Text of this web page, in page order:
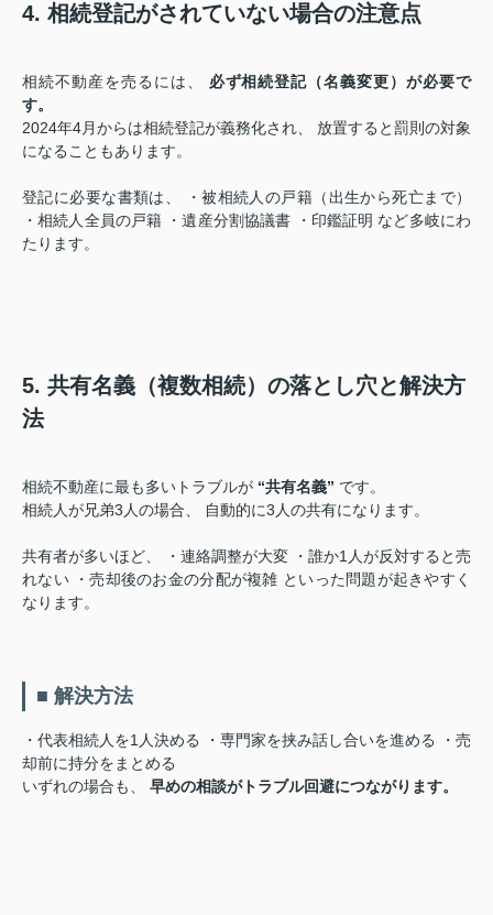
4. 相続登記がされていない場合の注意点
相続不動産を売るには、 必ず相続登記（名義変更）が必要で
す。
2024年4月からは相続登記が義務化され、 放置すると罰則の対象
になることもあります。
登記に必要な書類は、 ・被相続人の戸籍（出生から死亡まで）
・相続人全員の戸籍 ・遺産分割協議書 ・印鑑証明 など多岐にわ
たります。
5. 共有名義（複数相続）の落とし穴と解決方
法
相続不動産に最も多いトラブルが “共有名義” です。
相続人が兄弟3人の場合、 自動的に3人の共有になります。
共有者が多いほど、 ・連絡調整が大変 ・誰か1人が反対すると売
れない ・売却後のお金の分配が複雑 といった問題が起きやすく
なります。
■ 解決方法
・代表相続人を1人決める ・専門家を挟み話し合いを進める ・売
却前に持分をまとめる
いずれの場合も、 早めの相談がトラブル回避につながります。